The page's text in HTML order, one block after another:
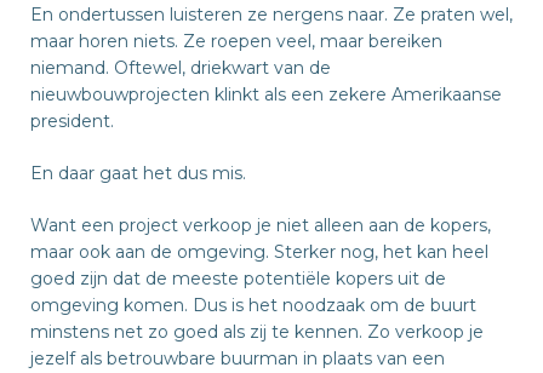
En ondertussen luisteren ze nergens naar. Ze praten wel,
maar horen niets. Ze roepen veel, maar bereiken
niemand. Oftewel, driekwart van de
nieuwbouwprojecten klinkt als een zekere Amerikaanse
president.
En daar gaat het dus mis.
Want een project verkoop je niet alleen aan de kopers,
maar ook aan de omgeving. Sterker nog, het kan heel
goed zijn dat de meeste potentiële kopers uit de
omgeving komen. Dus is het noodzaak om de buurt
minstens net zo goed als zij te kennen. Zo verkoop je
jezelf als betrouwbare buurman in plaats van een